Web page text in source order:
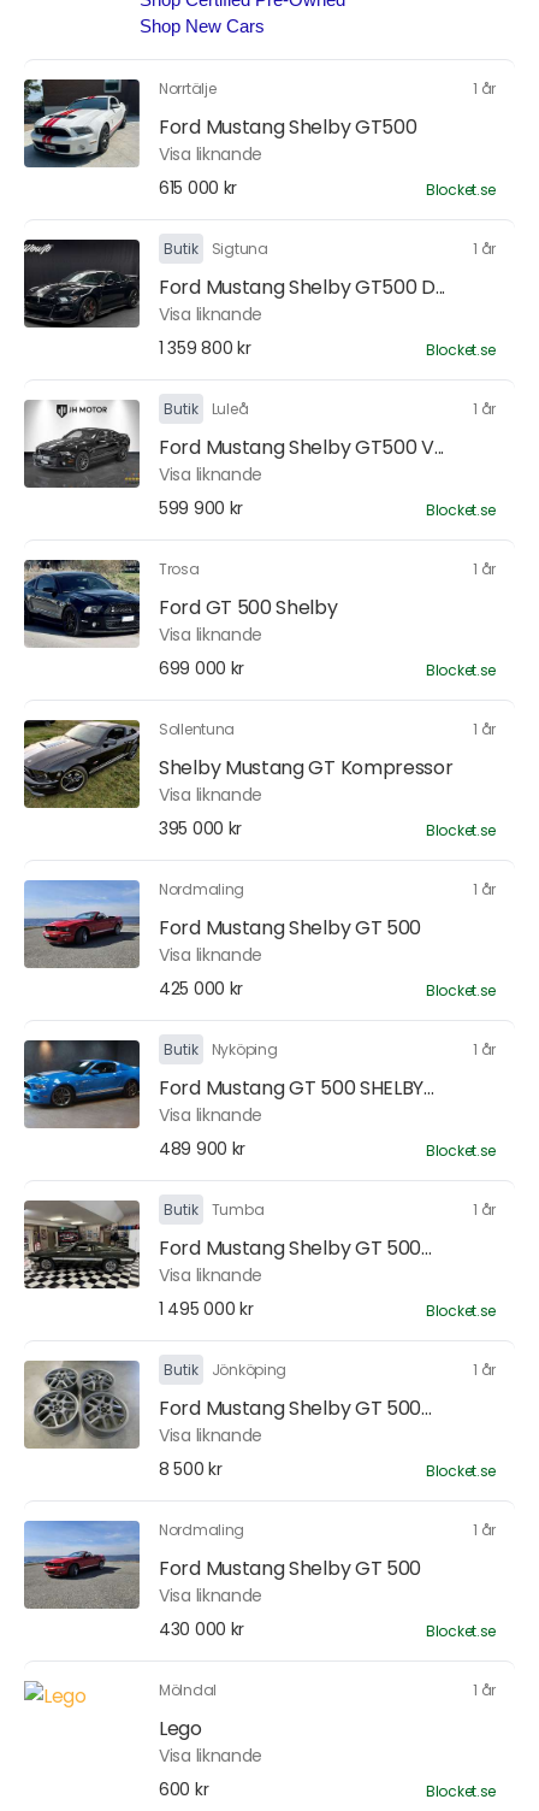
Norrtälje 1 år
Ford Mustang Shelby GT500
Visa liknande
615 000 kr
Blocket.se
Butik Sigtuna 1 år
Ford Mustang Shelby GT500 D...
Visa liknande
1 359 800 kr
Blocket.se
Butik Luleå 1 år
Ford Mustang Shelby GT500 V...
Visa liknande
599 900 kr
Blocket.se
Trosa 1 år
Ford GT 500 Shelby
Visa liknande
699 000 kr
Blocket.se
Sollentuna 1 år
Shelby Mustang GT Kompressor
Visa liknande
395 000 kr
Blocket.se
Nordmaling 1 år
Ford Mustang Shelby GT 500
Visa liknande
425 000 kr
Blocket.se
Butik Nyköping 1 år
Ford Mustang GT 500 SHELBY...
Visa liknande
489 900 kr
Blocket.se
Butik Tumba 1 år
Ford Mustang Shelby GT 500...
Visa liknande
1 495 000 kr
Blocket.se
Butik Jönköping 1 år
Ford Mustang Shelby GT 500...
Visa liknande
8 500 kr
Blocket.se
Nordmaling 1 år
Ford Mustang Shelby GT 500
Visa liknande
430 000 kr
Blocket.se
Mölndal 1 år
Lego
Visa liknande
600 kr
Blocket.se